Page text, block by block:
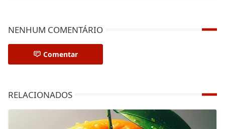
NENHUM COMENTÁRIO
Comentar
RELACIONADOS